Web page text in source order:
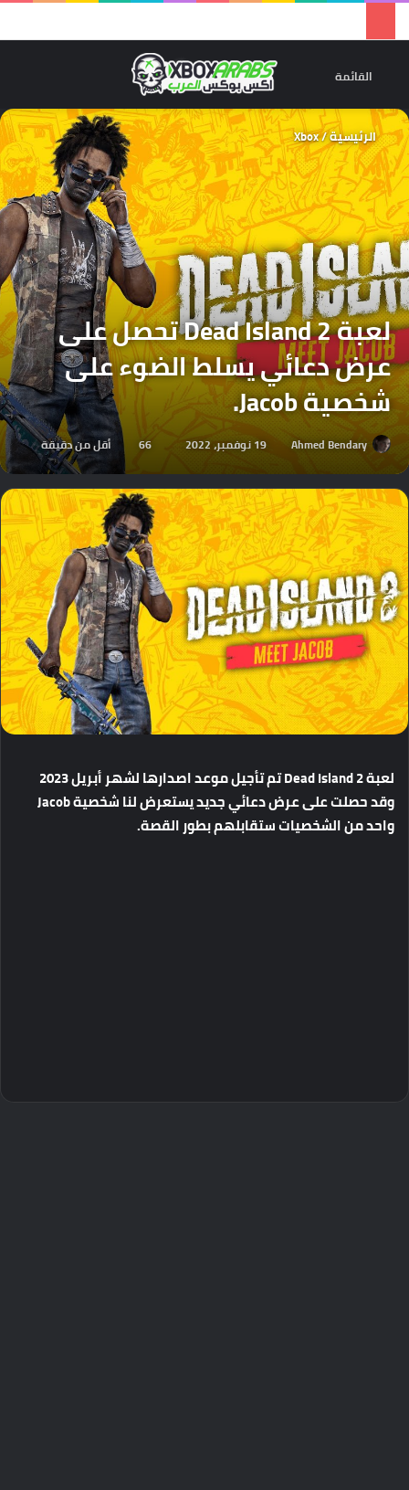
القائمة
الرئيسية/
Xbox
لعبة Dead Island 2 تحصل على
عرض دعائي يسلط الضوء على
شخصية Jacob.
Ahmed Bendary 19 نوفمبر، 2022 66 أقل من دقيقة
لعبة تمتأجيلموعداصدارهالشهرأبريل
وقدحصلتعلىعرضدعائيجديديستعرضلناشخصية
واحدمنالشخصياتستقابلهمبطورالقصة.